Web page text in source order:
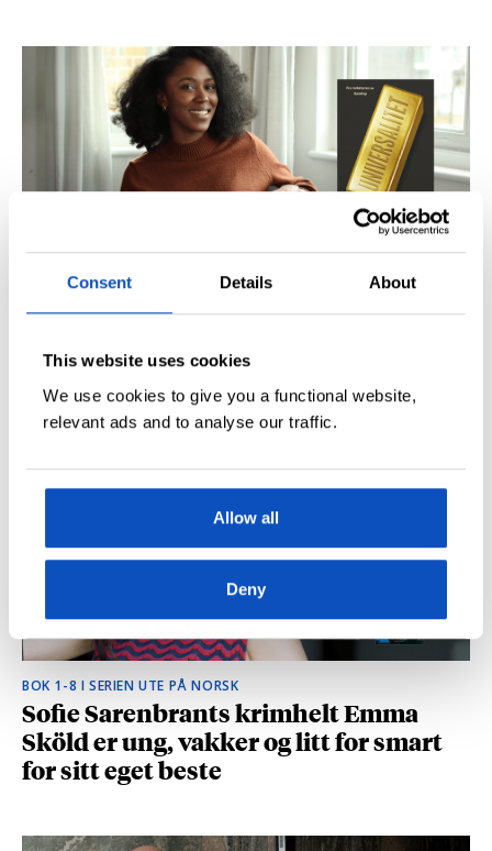
Consent Details About
This website uses cookies
We use cookies to give you a functional website,
relevant ads and to analyse our traffic.
Allow all
Deny
BRITISK STJERNESKUDD
Kåret til en av Storbritannias beste
unge forfattere: – Fantastisk å høre
hvilke deler som fikk folk til å le høyt
BOK 1-8 I SERIEN UTE PÅ NORSK
Sofie Sarenbrants krimhelt Emma
Sköld er ung, vakker og litt for smart
for sitt eget beste